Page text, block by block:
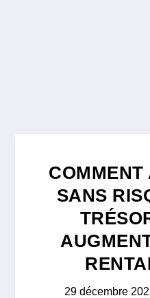
COMMENT
SANS
29 décembre